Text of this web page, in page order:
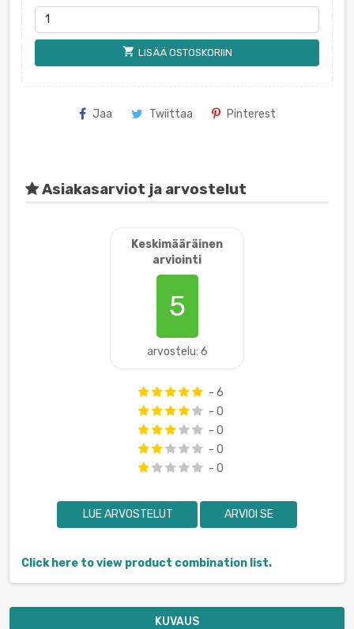
shopping_cart LISÄÄ OSTOSKORIIN
Jaa Twiittaa Pinterest
Asiakasarviot ja arvostelut
Keskimääräinen
arviointi
5
arvostelu: 6
- 6
- 0
- 0
- 0
- 0
LUE ARVOSTELUT ARVIOI SE
Click here to view product combination list.
KUVAUS